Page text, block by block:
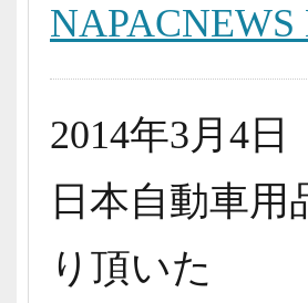
NAPACNEWS
2014年3月4日
日本自動車
り頂いた